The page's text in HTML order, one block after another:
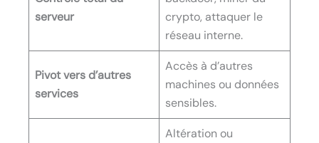
serveur
crypto, attaquer le
réseau interne.
Pivot vers d’autres
services
Accès à d’autres
machines ou données
sensibles.
Altération ou